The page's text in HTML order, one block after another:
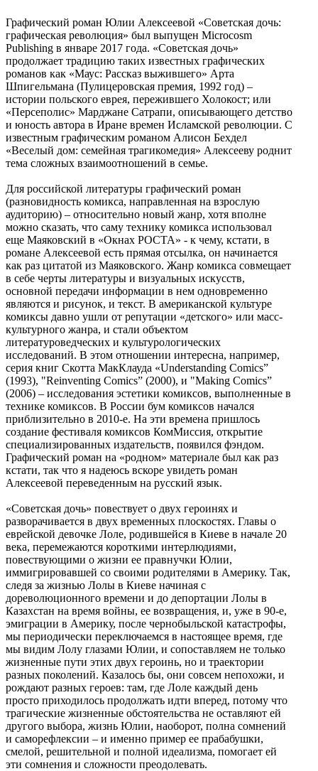
Графический роман Юлии Алексеевой «Советская дочь:
графическая революция» был выпущен Microcosm
Publishing в январе 2017 года. «Советская дочь»
продолжает традицию таких известных графических
романов как «Маус: Рассказ выжившего» Арта
Шпигельмана (Пулицеровская премия, 1992 год) –
истории польского еврея, пережившего Холокост; или
«Персеполис» Марджане Сатрапи, описывающего детство
и юность автора в Иране времен Исламской революции. С
известным графическим романом Алисон Бехдел
«Веселый дом: семейная трагикомедия» Алексееву роднит
тема сложных взаимоотношений в семье.
Для российской литературы графический роман
(разновидность комикса, направленная на взрослую
аудиторию) – относительно новый жанр, хотя вполне
можно сказать, что саму технику комикса использовал
еще Маяковский в «Окнах РОСТА» - к чему, кстати, в
романе Алексеевой есть прямая отсылка, он начинается
как раз цитатой из Маяковского. Жанр комикса совмещает
в себе черты литературы и визуальных искусств,
основной передачи информации в нем одновременно
являются и рисунок, и текст. В американской культуре
комиксы давно ушли от репутации «детского» или масс-
культурного жанра, и стали объектом
литературоведческих и культурологических
исследований. В этом отношении интересна, например,
серия книг Скотта МакКлауда «Understanding Comics”
(1993), "Reinventing Comics” (2000), и "Making Comics”
(2006) – исследования эстетики комиксов, выполненные в
технике комиксов. В России бум комиксов начался
приблизительно в 2010-е. На эти времена пришлось
создание фестиваля комиксов КомМиссия, открытие
специализированных издательств, появился фэндом.
Графический роман на «родном» материале был как раз
кстати, так что я надеюсь вскоре увидеть роман
Алексеевой переведенным на русский язык.
«Советская дочь» повествует о двух героинях и
разворачивается в двух временных плоскостях. Главы о
еврейской девочке Лоле, родившейся в Киеве в начале 20
века, перемежаются короткими интерлюдиями,
повествующими о жизни ее правнучки Юлии,
иммигрировавшей со своими родителями в Америку. Так,
следя за жизнью Лолы в Киеве начиная с
дореволюционного времени и до депортации Лолы в
Казахстан на время войны, ее возвращения, и, уже в 90-е,
эмиграции в Америку, после чернобыльской катастрофы,
мы периодически переключаемся в настоящее время, где
мы видим Лолу глазами Юлии, и сопоставляем не только
жизненные пути этих двух героинь, но и траектории
разных поколений. Казалось бы, они совсем непохожи, и
рождают разных героев: там, где Лоле каждый день
просто приходилось продолжать идти вперед, потому что
трагические жизненные обстоятельства не оставляют ей
другого выбора, жизнь Юлии, наоборот, полна сомнений
и саморефлексии – и именно пример ее прабабушки,
смелой, решительной и полной идеализма, помогает ей
эти сомнения и сложности преодолевать.